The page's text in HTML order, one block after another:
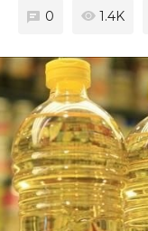
0 1.4K